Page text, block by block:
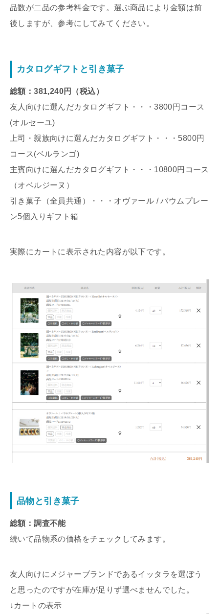
品数が二品の参考料金です。選ぶ商品により金額は前
後しますが、参考にしてみてください。
カタログギフトと引き菓子
総額：381,240円（税込）
友人向けに選んだカタログギフト・・・3800円コース
(オルセーユ)
上司・親族向けに選んだカタログギフト・・・5800円
コース(ベルランゴ)
主賓向けに選んだカタログギフト・・・10800円コース
（オベルジーヌ）
引き菓子（全員共通）・・・オヴァール / バウムプレー
ン5個入りギフト箱
実際にカートに表示された内容が以下です。
品物と引き菓子
総額：調査不能
続いて品物系の価格をチェックしてみます。
友人向けにメジャーブランドであるイッタラを選ぼう
と思ったのですが在庫が足りず選べませんでした。
↓カートの表示